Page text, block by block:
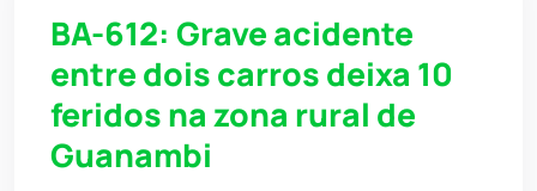
BA-612: Grave acidente
entre dois carros deixa 10
feridos na zona rural de
Guanambi